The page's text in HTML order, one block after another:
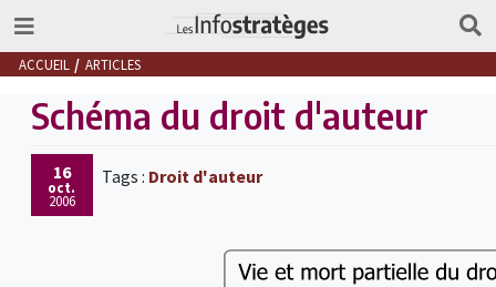
ACCUEIL ARTICLES
Schéma du droit d'auteur
16
oct.
2006
Tags : Droit d'auteur